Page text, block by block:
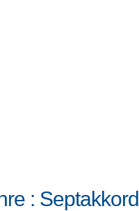
: Septakkord